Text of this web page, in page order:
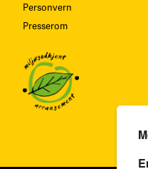
Personvern
Presserom